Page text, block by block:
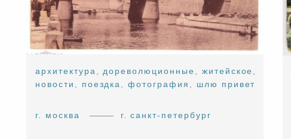
архитектура дореволюционные житейское
новости
поездка ,фотография шлю привет
г. москва г. санкт-петербург